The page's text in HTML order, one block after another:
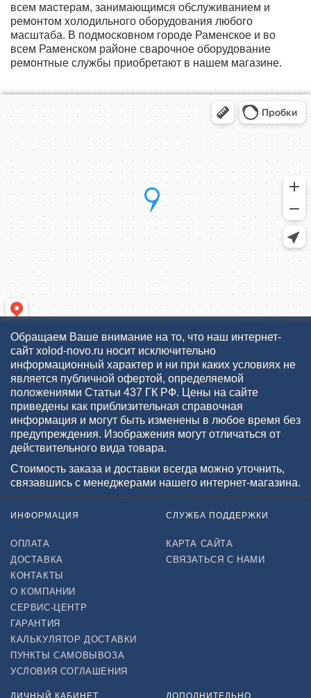
всем мастерам, занимающимся обслуживанием и
ремонтом холодильного оборудования любого
масштаба. В подмосковном городе Раменское и во
всем Раменском районе сварочное оборудование
ремонтные службы приобретают в нашем магазине.
Обращаем Ваше внимание на то, что наш интернет-
сайт xolod-novo.ru носит исключительно
информационный характер и ни при каких условиях не
является публичной офертой, определяемой
положениями Статьи 437 ГК РФ. Цены на сайте
приведены как приблизительная справочная
информация и могут быть изменены в любое время без
предупреждения. Изображения могут отличаться от
действительного вида товара.
Стоимость заказа и доставки всегда можно уточнить,
связавшись с менеджерами нашего интернет-магазина.
ИНФОРМАЦИЯ
ОПЛАТА
ДОСТАВКА
КОНТАКТЫ
О КОМПАНИИ
СЕРВИС-ЦЕНТР
ГАРАНТИЯ
КАЛЬКУЛЯТОР ДОСТАВКИ
ПУНКТЫ САМОВЫВОЗА
УСЛОВИЯ СОГЛАШЕНИЯ
СЛУЖБА ПОДДЕРЖКИ
КАРТА САЙТА
СВЯЗАТЬСЯ С НАМИ
ЛИЧНЫЙ КАБИНЕТ ДОПОЛНИТЕЛЬНО